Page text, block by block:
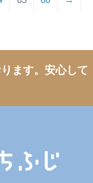
ます。 安心して